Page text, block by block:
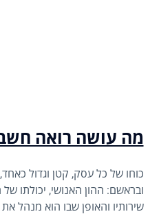
מה עושה רואה
כוחו של כל עסק, קטן וגדול
ובראשם: ההון האנושי, יכולתו
שירותיו והאופן שבו הוא מנהל את